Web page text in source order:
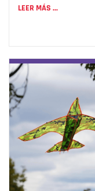
LEER MÁS ...